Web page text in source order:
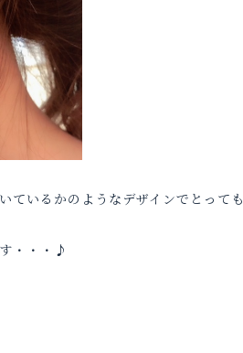
ているかのようなデザインでとっても
・・・♪